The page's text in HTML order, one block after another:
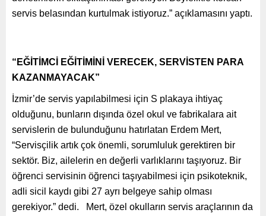
servis belasından kurtulmak istiyoruz.” açıklamasını yaptı.
“EĞİTİMCİ EĞİTİMİNİ VERECEK, SERVİSTEN PARA
KAZANMAYACAK”
İzmir’de servis yapılabilmesi için S plakaya ihtiyaç
olduğunu, bunların dışında özel okul ve fabrikalara ait
servislerin de bulunduğunu hatırlatan Erdem Mert,
“Servisçilik artık çok önemli, sorumluluk gerektiren bir
sektör. Biz, ailelerin en değerli varlıklarını taşıyoruz. Bir
öğrenci servisinin öğrenci taşıyabilmesi için psikoteknik,
adli sicil kaydı gibi 27 ayrı belgeye sahip olması
gerekiyor.” dedi. Mert, özel okulların servis araçlarının da